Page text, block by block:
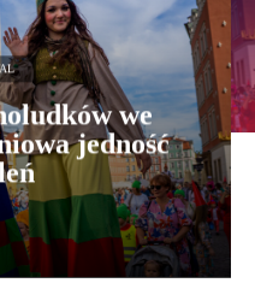
we
jedność